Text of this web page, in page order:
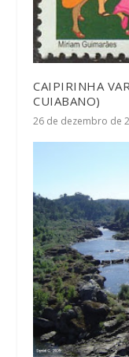
CAIPIRINHA
CUIABANO)
26 de dezembro de